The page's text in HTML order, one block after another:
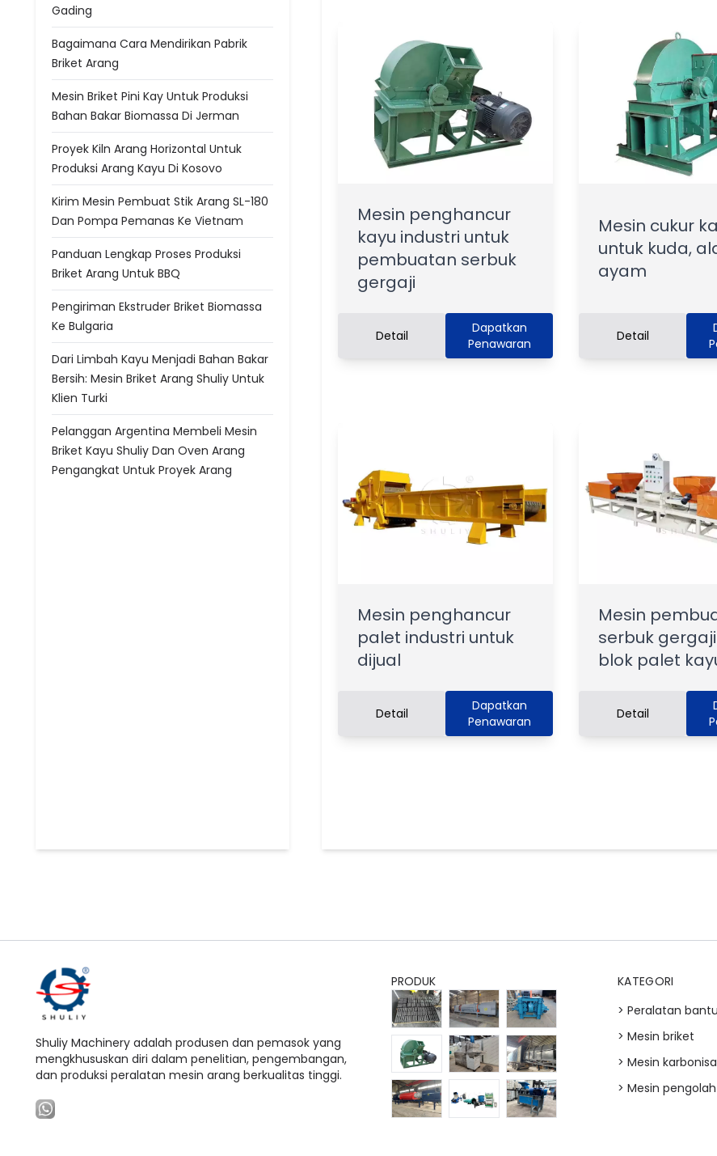
Gading
Bagaimana Cara Mendirikan Pabrik
Briket Arang
Mesin Briket Pini Kay Untuk Produksi
Bahan Bakar Biomassa Di Jerman
Proyek Kiln Arang Horizontal Untuk
Produksi Arang Kayu Di Kosovo
Kirim Mesin Pembuat Stik Arang SL-180
Dan Pompa Pemanas Ke Vietnam
Panduan Lengkap Proses Produksi
Briket Arang Untuk BBQ
Pengiriman Ekstruder Briket Biomassa
Ke Bulgaria
Dari Limbah Kayu Menjadi Bahan Bakar
Bersih: Mesin Briket Arang Shuliy Untuk
Klien Turki
Pelanggan Argentina Membeli Mesin
Briket Kayu Shuliy Dan Oven Arang
Pengangkat Untuk Proyek Arang
Mesin penghancur
kayu industri untuk
pembuatan serbuk
gergaji
Detail
Dapatkan
Penawaran
Mesin cukur
untuk kuda,
ayam
Detail
Mesin penghancur
palet industri untuk
dijual
Detail
Dapatkan
Penawaran
Mesin
serbuk
blok palet
Detail
Shuliy Machinery adalah produsen dan pemasok yang
mengkhususkan diri dalam penelitian, pengembangan,
dan produksi peralatan mesin arang berkualitas tinggi.
PRODUK
KATEGORI
> Peralatan bantu
> Mesin briket
> Mesin
> Mesin